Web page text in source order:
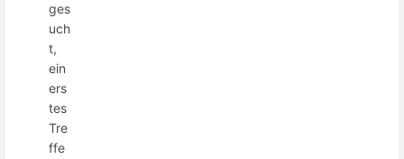
ges
uch
t,
ein
ers
tes
Tre
ffe